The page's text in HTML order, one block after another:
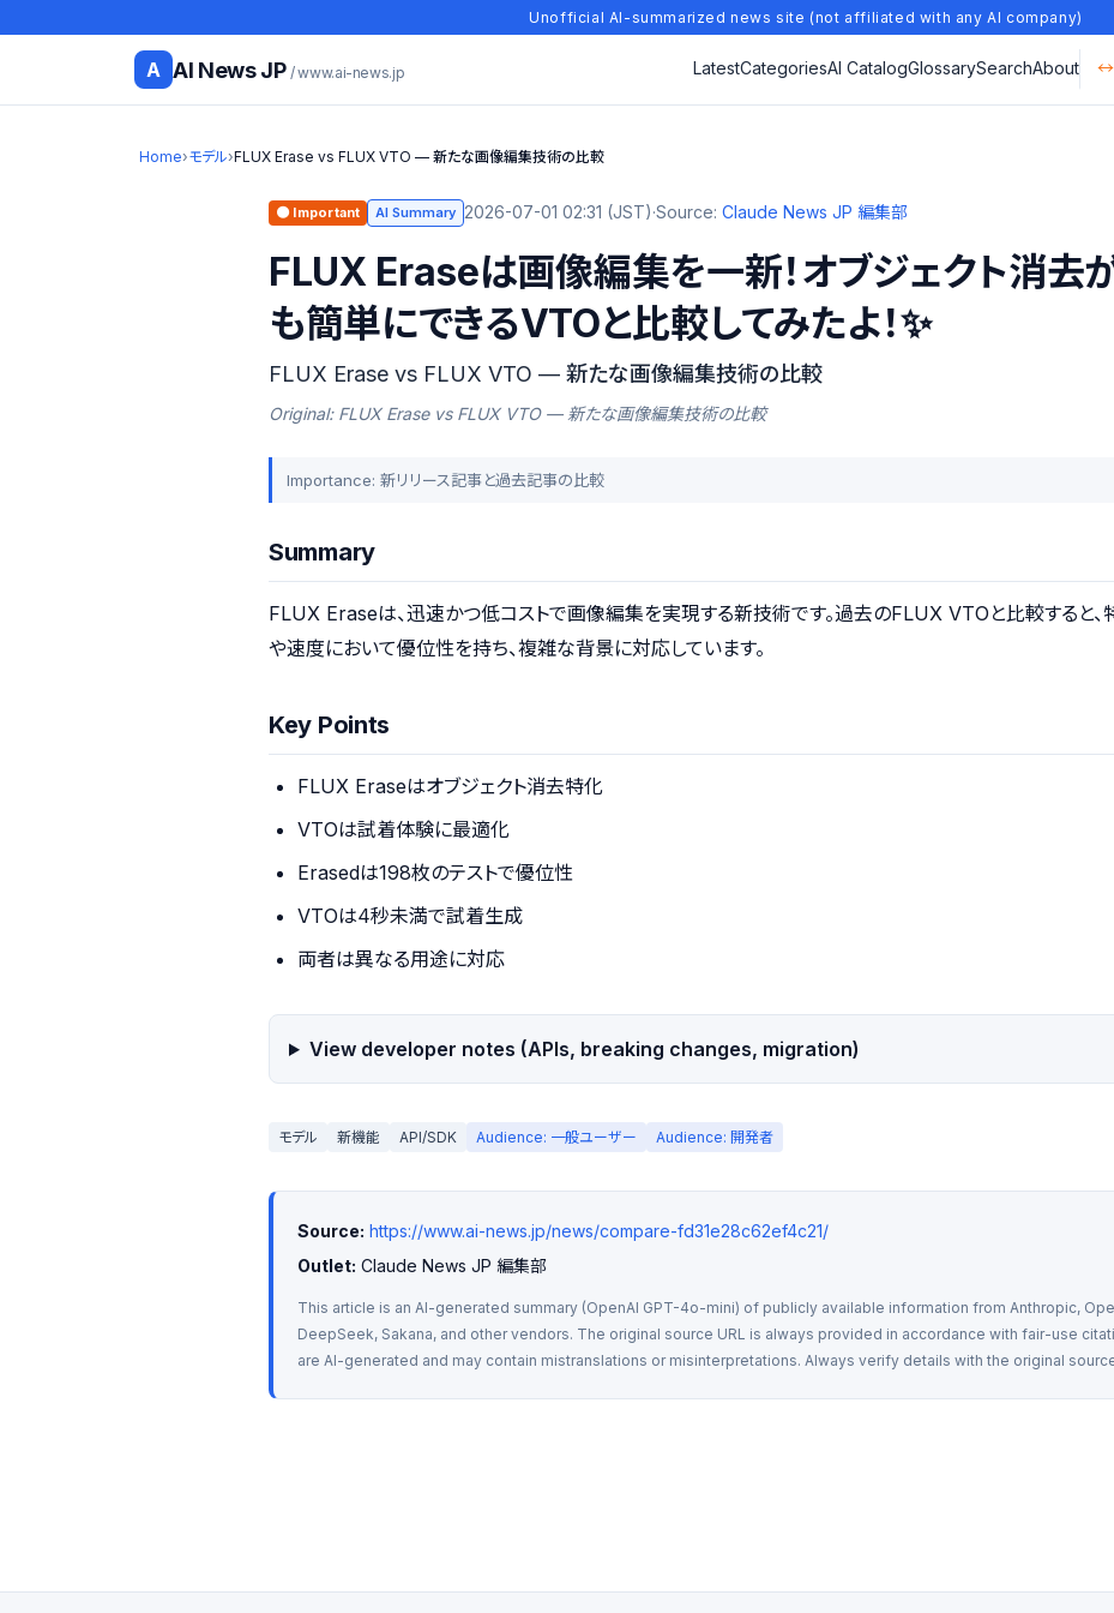
Unofficial AI-summarized news site (not affiliated with any AI company)
A AI News JP / www.ai-news.jp LatestCategoriesAI CatalogGlossarySearchAbout ↔
Home›モデル›FLUX Erase vs FLUX VTO — 新たな画像編集技術の比較
🟠 Important AI Summary 2026-07-01 02:31 (JST)·Source:Claude News JP 編集部
FLUX Eraseは画像編集を一新！オブジェクト消去
も簡単にできるVTOと比較してみたよ！✨
FLUX Erase vs FLUX VTO — 新たな画像編集技術の比較
Original: FLUX Erase vs FLUX VTO — 新たな画像編集技術の比較
Importance: 新リリース記事と過去記事の比較
Summary
FLUX Eraseは、迅速かつ低コストで画像編集を実現する新技術です。過去のFLUX VTOと比較すると、
や速度において優位性を持ち、複雑な背景に対応しています。
Key Points
FLUX Eraseはオブジェクト消去特化
VTOは試着体験に最適化
Erasedは198枚のテストで優位性
VTOは4秒未満で試着生成
両者は異なる用途に対応
View developer notes (APIs, breaking changes, migration)
モデル 新機能 API/SDK Audience: 一般ユーザー Audience: 開発者
Source: https://www.ai-news.jp/news/compare-fd31e28c62ef4c21/
Outlet: Claude News JP 編集部
This article is an AI-generated summary (OpenAI GPT-4o-mini) of publicly available information from Anthropic,
DeepSeek, Sakana, and other vendors. The original source URL is always provided in accordance with fair-use
are AI-generated and may contain mistranslations or misinterpretations. Always verify details with the original